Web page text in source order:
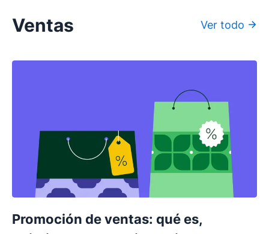
Ventas Ver todo
Promoción de ventas: qué es,